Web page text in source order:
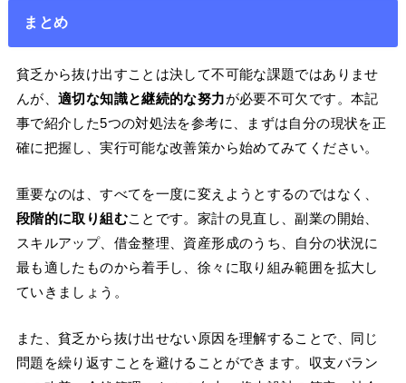
まとめ
貧乏から抜け出すことは決して不可能な課題ではありませ
んが、適切な知識と継続的な努力が必要不可欠です。本記
事で紹介した5つの対処法を参考に、まずは自分の現状を正
確に把握し、実行可能な改善策から始めてみてください。
重要なのは、すべてを一度に変えようとするのではなく、
段階的に取り組むことです。家計の見直し、副業の開始、
スキルアップ、借金整理、資産形成のうち、自分の状況に
最も適したものから着手し、徐々に取り組み範囲を拡大し
ていきましょう。
また、貧乏から抜け出せない原因を理解することで、同じ
問題を繰り返すことを避けることができます。収支バラン